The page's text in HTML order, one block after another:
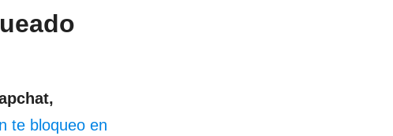
te bloqueo en